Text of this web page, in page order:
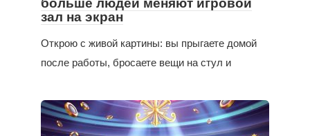
больше людей меняют игровой
зал на экран
Открою с живой картины: вы прыгаете домой
после работы, бросаете вещи на стул и